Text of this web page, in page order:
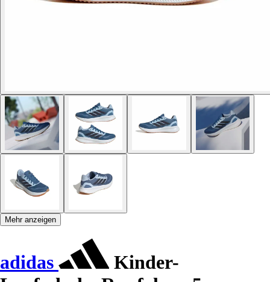
Mehr anzeigen
adidas
Kinder-